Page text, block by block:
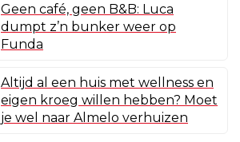
Geen café, geen B&B: Luca
dumpt z’n bunker weer op
Funda
Altijd al een huis met wellness en
eigen kroeg willen hebben? Moet
je wel naar Almelo verhuizen